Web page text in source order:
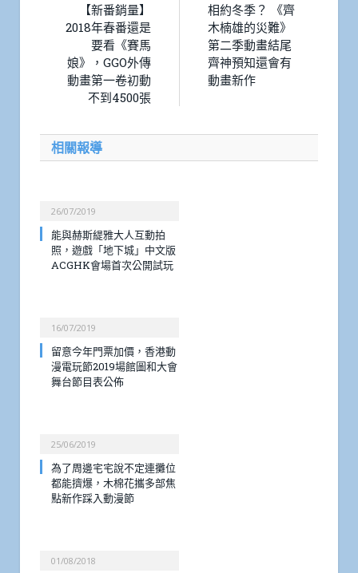
【新番銷量】
2018年春番還是
要看《賽馬
娘》，GGO外傳
動畫第一卷初動
不到4500張
相約冬季？ 《齊
木楠雄的災難》
第二季動畫結尾
齊神預知還會有
動畫新作
相關報導
26/07/2019
能與赫斯緹雅大人互動拍
照，遊戲「地下城」中文版
ACGHK會場首次公開試玩
16/07/2019
留意今年門票加價，香港動
漫電玩節2019場館圖和大會
舞台節目表公佈
25/06/2019
為了周邊宅宅說不定連攤位
都能擠爆，木棉花攜多部焦
點新作踩入動漫節
01/08/2018